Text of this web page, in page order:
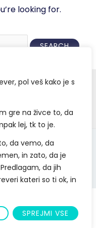
pol veš kako je s
gre na živce to, da
lej, tk to je.
da vemo, da
in zato, da je
da jih
kateri so ti ok, in
SPREJMI VSE
looking for.
Linkedin